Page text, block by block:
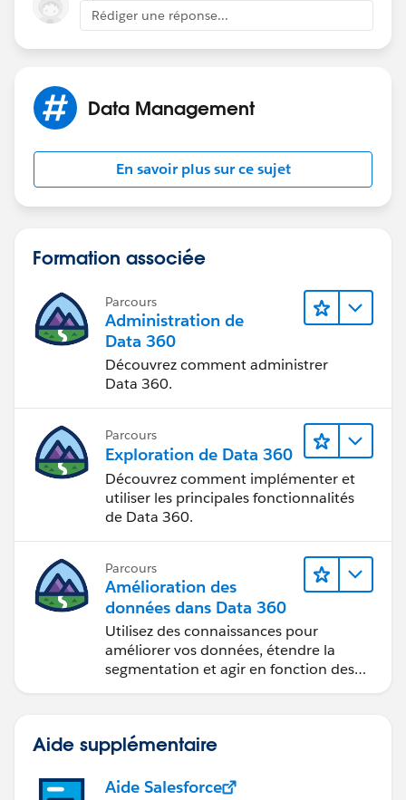
Rédiger une réponse...
Data Management
En savoir plus sur ce sujet
Formation associée
Parcours
Administration de
Data 360
Découvrez comment administrer
Data 360.
Parcours
Exploration de Data 360
Découvrez comment implémenter et
utiliser les principales fonctionnalités
de Data 360.
Parcours
Amélioration des
données dans Data 360
Utilisez des connaissances pour
améliorer vos données, étendre la
segmentation et agir en fonction des
données.
Aide supplémentaire
Aide Salesforce